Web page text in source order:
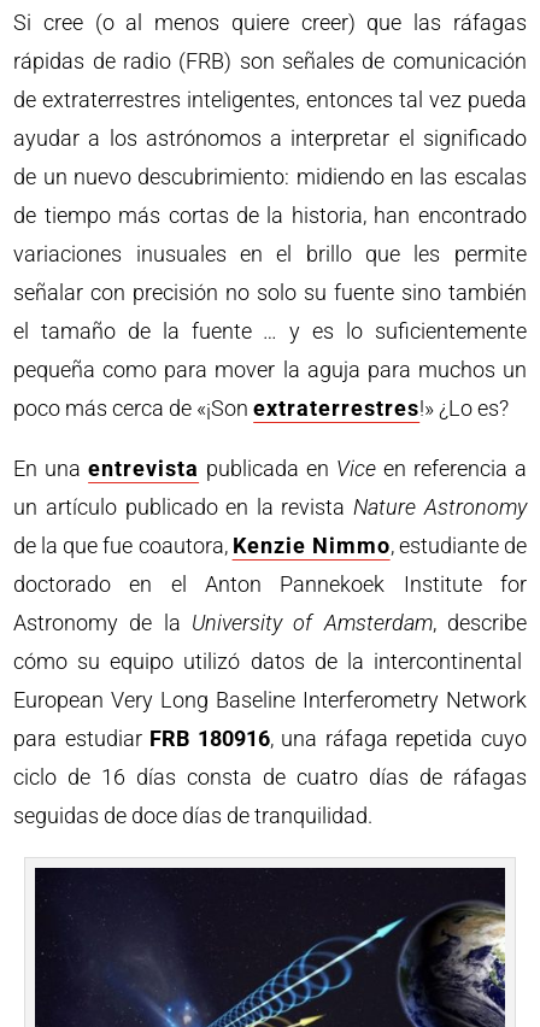
Si cree (o al menos quiere creer) que las ráfagas
rápidas de radio (FRB) son señales de comunicación
de extraterrestres inteligentes, entonces tal vez pueda
ayudar a los astrónomos a interpretar el significado
de un nuevo descubrimiento: midiendo en las escalas
de tiempo más cortas de la historia, han encontrado
variaciones inusuales en el brillo que les permite
señalar con precisión no solo su fuente sino también
el tamaño de la fuente … y es lo suficientemente
pequeña como para mover la aguja para muchos un
poco más cerca de «¡Sonextraterrestres!» ¿Lo es?
En unaentrevista publicada en Viceen referencia a
un artículo publicado en la revista Nature Astronomy
de la que fue coautora, Kenzie Nimmo, estudiante de
doctorado en el Anton Pannekoek Institute for
Astronomy de la University of Amsterdam, describe
cómo su equipo utilizó datos de la intercontinental
European Very Long Baseline Interferometry Network
para estudiar FRB 180916, una ráfaga repetida cuyo
ciclo de 16 días consta de cuatro días de ráfagas
seguidas de doce días de tranquilidad.